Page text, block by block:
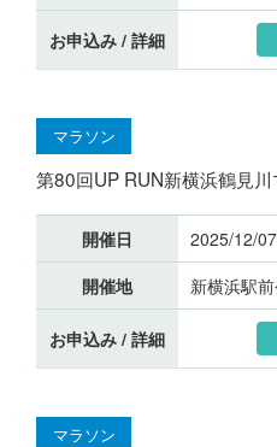
お申込み / 詳細
マラソン
第80回UP RUN新横浜鶴見川
開催日
2025/12/
開催地
新横浜駅
お申込み / 詳細
マラソン